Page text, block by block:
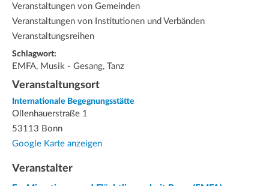
Veranstaltungen von Gemeinden
Veranstaltungen von Institutionen und Verbänden
Veranstaltungsreihen
Schlagwort:
EMFA, Musik - Gesang, Tanz
Veranstaltungsort
Internationale Begegnungsstätte
Ollenhauerstraße 1
53113 Bonn
Google Karte anzeigen
Veranstalter